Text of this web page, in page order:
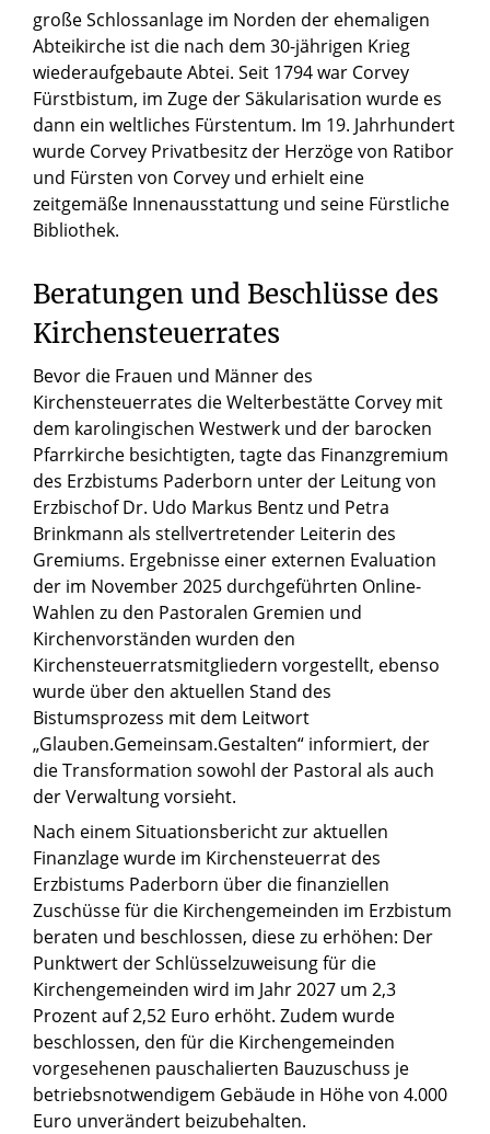
große Schlossanlage im Norden der ehemaligen
Abteikirche ist die nach dem 30-jährigen Krieg
wiederaufgebaute Abtei. Seit 1794 war Corvey
Fürstbistum, im Zuge der Säkularisation wurde es
dann ein weltliches Fürstentum. Im 19. Jahrhundert
wurde Corvey Privatbesitz der Herzöge von Ratibor
und Fürsten von Corvey und erhielt eine
zeitgemäße Innenausstattung und seine Fürstliche
Bibliothek.
Beratungen und Beschlüsse des
Kirchensteuerrates
Bevor die Frauen und Männer des
Kirchensteuerrates die Welterbestätte Corvey mit
dem karolingischen Westwerk und der barocken
Pfarrkirche besichtigten, tagte das Finanzgremium
des Erzbistums Paderborn unter der Leitung von
Erzbischof Dr. Udo Markus Bentz und Petra
Brinkmann als stellvertretender Leiterin des
Gremiums. Ergebnisse einer externen Evaluation
der im November 2025 durchgeführten Online-
Wahlen zu den Pastoralen Gremien und
Kirchenvorständen wurden den
Kirchensteuerratsmitgliedern vorgestellt, ebenso
wurde über den aktuellen Stand des
Bistumsprozess mit dem Leitwort
„Glauben.Gemeinsam.Gestalten“ informiert, der
die Transformation sowohl der Pastoral als auch
der Verwaltung vorsieht.
Nach einem Situationsbericht zur aktuellen
Finanzlage wurde im Kirchensteuerrat des
Erzbistums Paderborn über die finanziellen
Zuschüsse für die Kirchengemeinden im Erzbistum
beraten und beschlossen, diese zu erhöhen: Der
Punktwert der Schlüsselzuweisung für die
Kirchengemeinden wird im Jahr 2027 um 2,3
Prozent auf 2,52 Euro erhöht. Zudem wurde
beschlossen, den für die Kirchengemeinden
vorgesehenen pauschalierten Bauzuschuss je
betriebsnotwendigem Gebäude in Höhe von 4.000
Euro unverändert beizubehalten.